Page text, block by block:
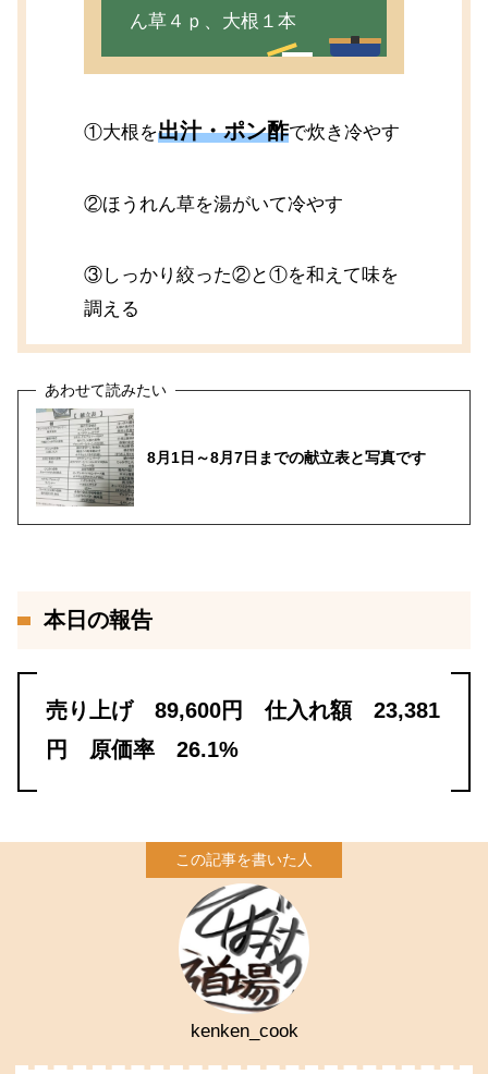
ん草４ｐ、大根１本
①大根を出汁・ポン酢で炊き冷やす
②ほうれん草を湯がいて冷やす
③しっかり絞った②と①を和えて味を
調える
8月1日～8月7日までの献立表と写真です
本日の報告
売り上げ 89,600円 仕入れ額 23,381
円 原価率 26.1%
kenken_cook